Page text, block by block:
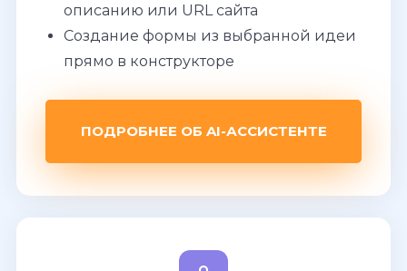
описанию или URL сайта
Создание формы из выбранной идеи
прямо в конструкторе
ПОДРОБНЕЕ ОБ AI-АССИСТЕНТЕ